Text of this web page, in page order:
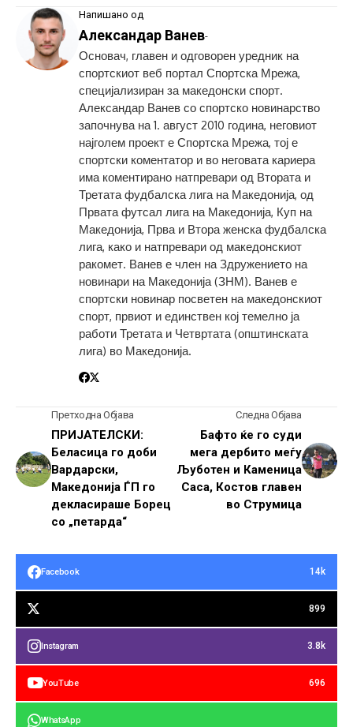
Напишано од
Александар Ванев-
Основач, главен и одговорен уредник на
спортскиот веб портал Спортска Мрежа,
специјализиран за македонски спорт.
Александар Ванев со спортско новинарство
започнува на 1. август 2010 година, неговиот
најголем проект е Спортска Мрежа, тој е
спортски коментатор и во неговата кариера
има коментирано натпревари од Втората и
Третата фудбалска лига на Македонија, од
Првата футсал лига на Македонија, Куп на
Македонија, Прва и Втора женска фудбалска
лига, како и натпревари од македонскиот
ракомет. Ванев е член на Здружението на
новинари на Македонија (ЗНМ). Ванев е
спортски новинар посветен на македонскиот
спорт, првиот и единствен кој темелно ја
работи Третата и Четвртата (општинската
лига) во Македонија.
Претходна Објава
ПРИЈАТЕЛСКИ:
Беласица го доби
Вардарски,
Македонија ЃП го
декласираше Борец
со „петарда“
Следна Објава
Бафто ќе го суди
мега дербито меѓу
Љуботен и Каменица
Саса, Костов главен
во Струмица
Facebook 14k
899
Instagram 3.8k
YouTube 696
WhatsApp